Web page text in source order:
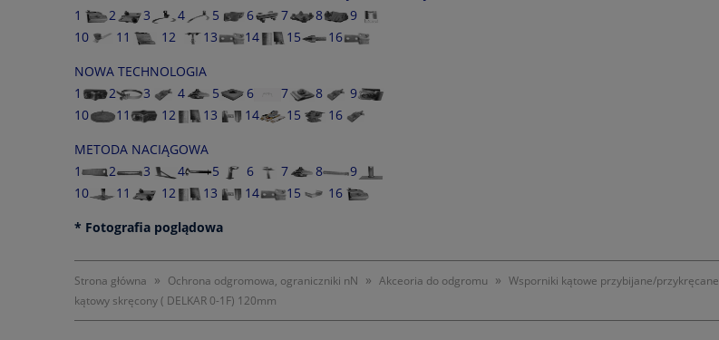
1
2 3 4 5 6 7 8
9
10
11 12 13 14 15
16
NOWA TECHNOLOGIA
1
2 3 4 5 6 7 8
9
10
11 12 13 14 15
16
METODA NACIĄGOWA
1
2 3 4 5 6 7 8
9
10
11 12 13 14 15
16
* Fotografia poglądowa
Strona główna » Ochrona odgromowa, ograniczniki nN » Akceoria do odgromu » Wsporniki kątowe przybijane/przykręcane
kątowy skręcony ( DELKAR 0-1F) 120mm